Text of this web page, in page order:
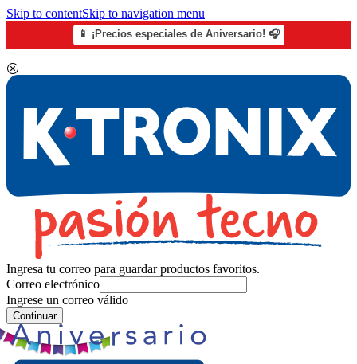
Skip to contentSkip to navigation menu
📱 ¡Precios especiales de Aniversario! 🎧
Ingresa tu correo para guardar productos favoritos.
Correo electrónico
Ingrese un correo válido
Continuar